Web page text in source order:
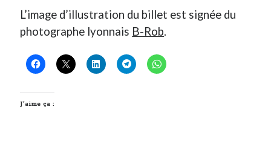
L’image d’illustration du billet est signée du
photographe lyonnais B-Rob.
J’aime ça :